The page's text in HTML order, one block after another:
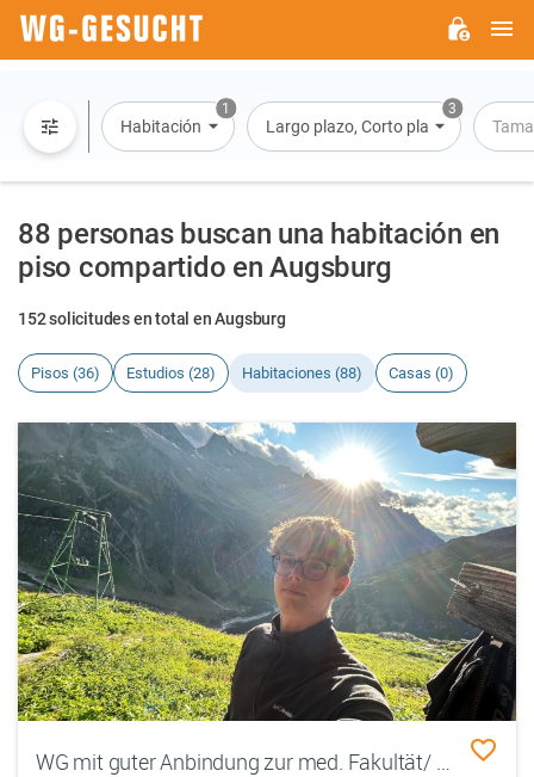
1
Habitación
3
Largo plazo, Corto plazo, Alquiler
88 personas buscan una habitación en
piso compartido en Augsburg
152 solicitudes en total en Augsburg
Pisos (36) Estudios (28) Habitaciones (88) Casas (0)
WG mit guter Anbindung zur med. Fakultät/ Uniklinik (Augsburg)